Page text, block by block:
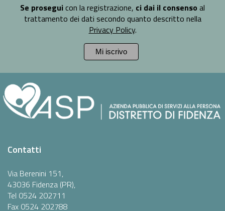
Se proseguicon la registrazione, ci dai il consenso al
trattamento dei dati secondo quanto descritto nella
Privacy Policy.
Contatti
Via Berenini 151,
43036 Fidenza (PR),
Tel 0524 202711
Fax 0524 202788